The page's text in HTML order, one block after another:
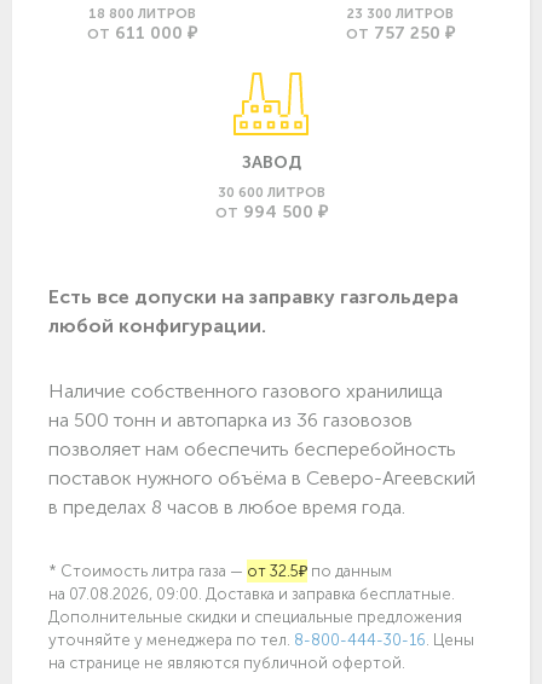
18 800 ЛИТРОВ
ОТ 611 000 ₽
23 300 ЛИТРОВ
ОТ 757 250 ₽
ЗАВОД
30 600 ЛИТРОВ
ОТ 994 500 ₽
Есть все допуски нa заправку газгольдера
любой конфигурации.
Наличие собственного газового хранилища
на 500 тонн и автопарка из 36 газовозов
позволяет нам обеспечить бесперебойность
поставок нужного объёма в Северо-Агеевский
в пределах 8 часов в любое время года.
* Стоимость литра газа — от 32.5₽ по данным
на 07.08.2026, 09:00. Доставка и заправка бесплатные.
Дополнительные скидки и специальные предложения
уточняйте у менеджера по тел. 8-800-444-30-16 . Цены
на странице не являются публичной офертой.